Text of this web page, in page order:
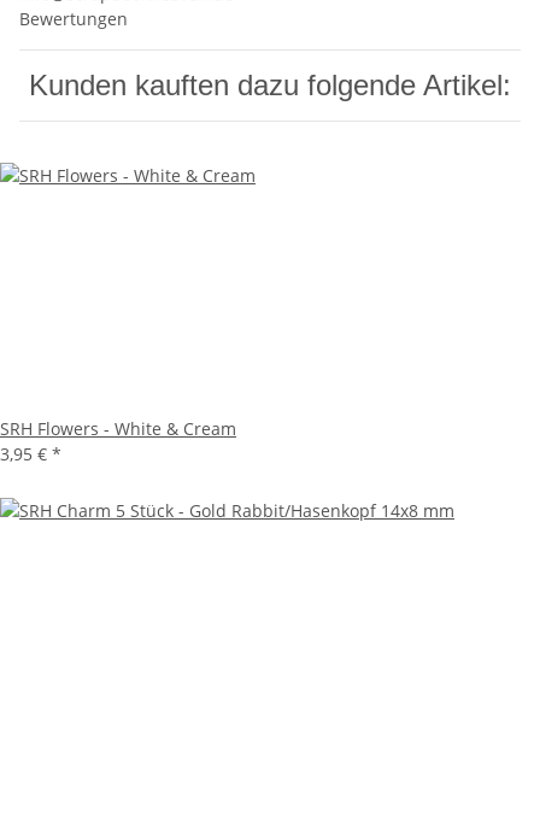
Bewertungen
Kunden kauften dazu folgende Artikel:
SRH Flowers - White & Cream
3,95 € *